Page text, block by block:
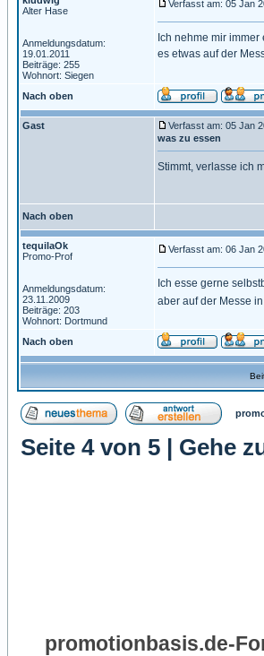
Alter Hase
Anmeldungsdatum:
19.01.2011
Beiträge: 255
Wohnort: Siegen
Verfasst am: 05 Jan
Ich nehme mir
es etwas auf der
Nach oben
Gast
Verfasst am: 05 Jan
was zu essen
Stimmt, verlasse ich
Nach oben
tequilaOk
Promo-Prof
Anmeldungsdatum:
23.11.2009
Beiträge: 203
Wohnort: Dortmund
Verfasst am: 06 Jan
Ich esse gerne
aber auf der Messe
Nach oben
Seite 4von 5 | Gehe
promotionbasis.de-